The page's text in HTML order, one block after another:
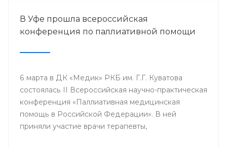
В Уфе прошла всероссийская
конференция по паллиативной помощи
6 марта в ДК «Медик» РКБ им. Г.Г. Куватова
состоялась II Всероссийская научно-практическая
конференция «Паллиативная медицинская
помощь в Российской Федерации». В ней
приняли участие врачи терапевты,